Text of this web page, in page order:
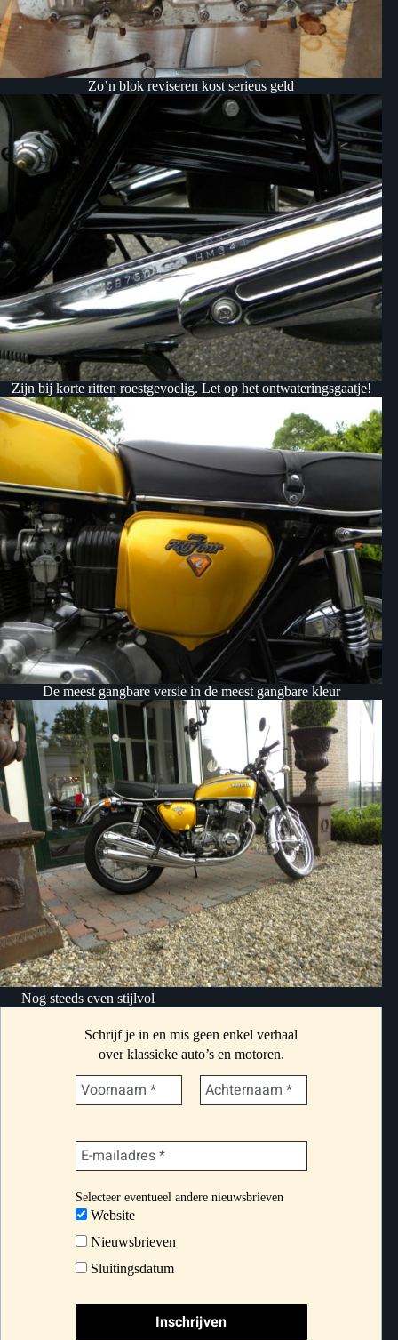
Zo’n blok reviseren kost serieus geld
Zijn bij korte ritten roestgevoelig. Let op het ontwateringsgaatje!
De meest gangbare versie in de meest gangbare kleur
Nog steeds even stijlvol
Schrijf je in en mis geen enkel verhaal
over klassieke auto’s en motoren.
Selecteer eventueel andere nieuwsbrieven
Website
Nieuwsbrieven
Sluitingsdatum